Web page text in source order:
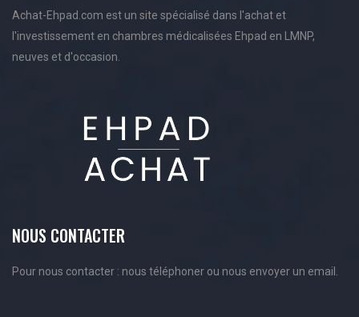
Achat-Ehpad.com est un site spécialisé dans l'achat et
l'investissement en chambres médicalisées Ehpad en LMNP,
neuves et d'occasion.
NOUS CONTACTER
Pour nous contacter : nous téléphoner ou nous envoyer un email.